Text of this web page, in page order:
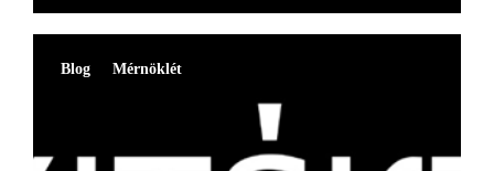
Blog Mérnöklét